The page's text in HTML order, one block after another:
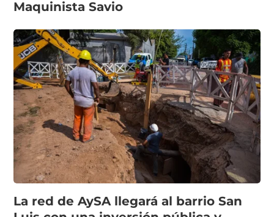
Maquinista Savio
La red de AySA llegará al barrio San